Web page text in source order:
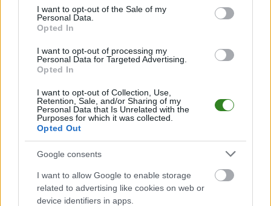
consent section.
I want to opt-out of the Sale of my
Personal Data.
Opted In
I want to opt-out of processing my
Personal Data for Targeted Advertising.
Opted In
I want to opt-out of Collection, Use,
Retention, Sale, and/or Sharing of my
Personal Data that Is Unrelated with the
Purposes for which it was collected.
Opted Out
Google consents
I want to allow Google to enable storage
related to advertising like cookies on web or
device identifiers in apps.
Rzeszów > Klasa Okręgowa
Rzeszów > Klasa A, gr. I
Rzeszów > Klasa A, gr. II
Rzeszów > Klasa A, gr. III
Rzeszów > Klasa B, gr. I
Rzeszów > Klasa B, gr. II
Rzeszów > Klasa B, gr. III
Rzeszów > Klasa B, gr. IV
Rzeszów > Klasa B, gr. V